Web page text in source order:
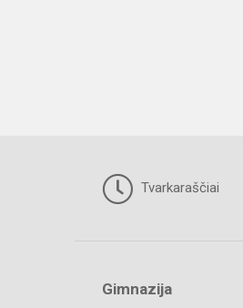
Tvarkaraščiai
Gimnazija